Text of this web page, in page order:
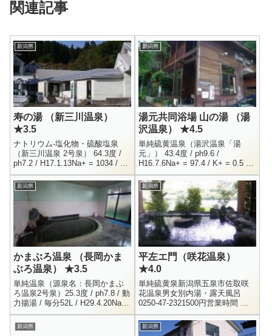
関連記事
新潟県
寿の湯 （新三川温泉）
★3.5
ナトリウム-塩化物・硫酸塩泉
（新三川温泉 2号泉） 64.3度 /
ph7.2 / H17.1.13Na+ = 1034 / K+
= 19.8 / Mg++ = 17.7 / C...
新潟県
湯元共同浴場 山の湯 （湯
沢温泉） ★4.5
単純硫黄温泉（湯沢温泉「湯
元」） 43.4度 / ph9.6 /
H16.7.6Na+ = 97.4 / K+ = 0.5 /
Ca++ = 6.2 / MH4+ = 0.7Cl-...
新潟県
かまぶろ温泉 （長岡かま
ぶろ温泉） ★3.5
単純温泉（源泉名：長岡かまぶ
ろ温泉2号泉）25.3度 / ph7.8 / 動
力揚湯 / 毎分52L / H29.4.20Na+
= 41.9 / K+ = 5.7 / NH4+ =...
新潟県
平左エ門（咲花温泉）
★4.0
単純硫黄泉新潟県五泉市佐取咲
花温泉男女別内湯・露天風呂
0250-47-2321500円営業時間 ： ?
- 22:00新潟の湯巡りをするにあ
たり、どうしても入りたかった
温泉が二箇所...
新潟県 新潟県